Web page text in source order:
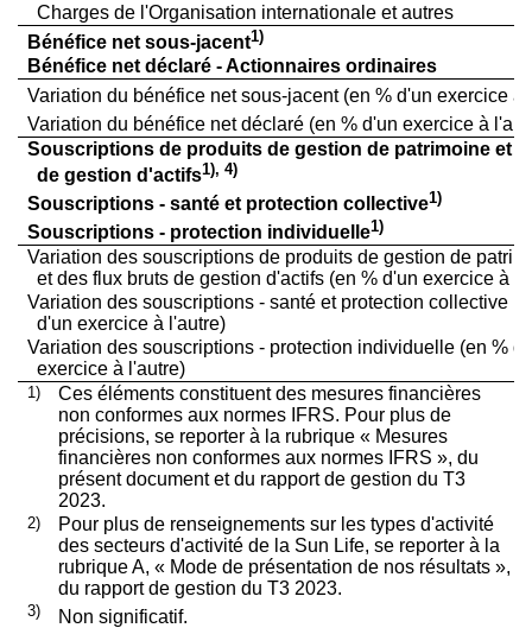
Charges de l'Organisation internationale et autres
Bénéfice net sous-jacent1)
Bénéfice net déclaré - Actionnaires ordinaires
Variation du bénéfice net sous-jacent (en % d'un exercice à
Variation du bénéfice net déclaré (en % d'un exercice à
Souscriptions de produits de gestion de patrimoine et
de gestion d'actifs1), 4)
Souscriptions - santé et protection collective1)
Souscriptions - protection individuelle1)
Variation des souscriptions de produits de gestion de
et des flux bruts de gestion d'actifs (en % d'un exercice à
Variation des souscriptions - santé et protection collective
d'un exercice à l'autre)
Variation des souscriptions - protection individuelle (en %
exercice à l'autre)
1)
Ces éléments constituent des mesures financières
non conformes aux normes IFRS. Pour plus de
précisions, se reporter à la rubrique « Mesures
financières non conformes aux normes IFRS », du
présent document et du rapport de gestion du T3
2023.
2)
Pour plus de renseignements sur les types d'activité
des secteurs d'activité de la Sun Life, se reporter à la
rubrique A, « Mode de présentation de nos résultats »,
du rapport de gestion du T3 2023.
3) Non significatif.